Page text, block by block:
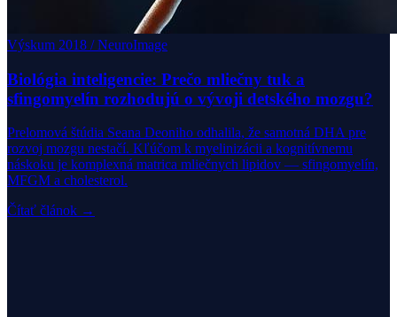
Výskum 2018 / NeuroImage
Biológia inteligencie: Prečo mliečny tuk a
sfingomyelín rozhodujú o vývoji detského mozgu?
Prelomová štúdia Seana Deoniho odhalila, že samotná DHA pre
rozvoj mozgu nestačí. Kľúčom k myelinizácii a kognitívnemu
náskoku je komplexná matrica mliečnych lipidov — sfingomyelín,
MFGM a cholesterol.
Čítať článok →